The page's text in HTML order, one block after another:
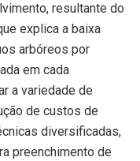
resultante do
explica a baixa
arbóreos por
em cada
a variedade de
de custos de
diversificadas,
preenchimento de